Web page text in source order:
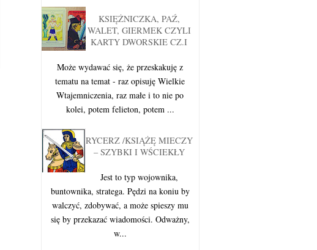
KSIĘŻNICZKA, PAŹ,
WALET, GIERMEK CZYLI
KARTY DWORSKIE CZ.I
Może wydawać się, że przeskakuję z
tematu na temat - raz opisuję Wielkie
Wtajemniczenia, raz małe i to nie po
kolei, potem felieton, potem ...
RYCERZ /KSIĄŻĘ MIECZY
– SZYBKI I WŚCIEKŁY
Jest to typ wojownika,
buntownika, stratega. Pędzi na koniu by
walczyć, zdobywać, a może spieszy mu
się by przekazać wiadomości. Odważny,
w...